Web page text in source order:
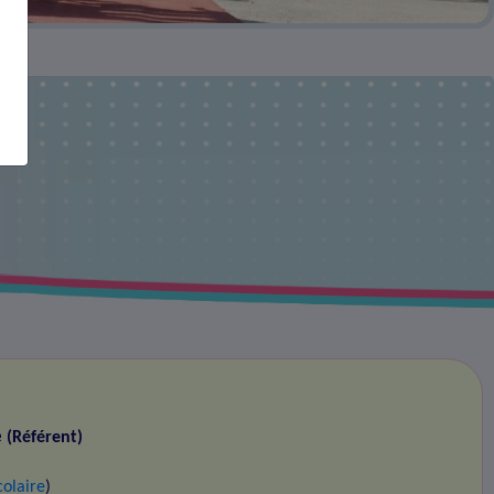
(Référent)
)